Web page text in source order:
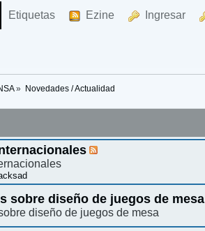
Etiquetas Ezine Ingresar
» Novedades / Actualidad
sobre diseño de juegos de mesa
diseño de juegos de mesa